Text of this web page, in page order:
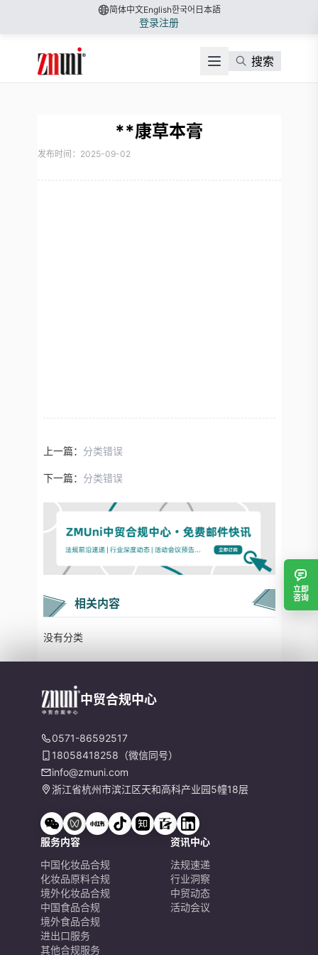
简体中文English한국어 日本語
登录注册
搜索
**康草本膏
发布时间：2025-09-02
上一篇： 分类错误
下一篇： 分类错误
相关内容
没有分类
立即
咨询
中贸合规中心
0571-86592517
18058418258（微信同号）
info@zmuni.com
浙江省杭州市滨江区天和高科产业园5幢18层
服务内容
中国化妆品合规
化妆品原料合规
境外化妆品合规
中国食品合规
境外食品合规
进出口服务
其他合规服务
资讯中心
法规速递
行业洞察
中贸动态
活动会议